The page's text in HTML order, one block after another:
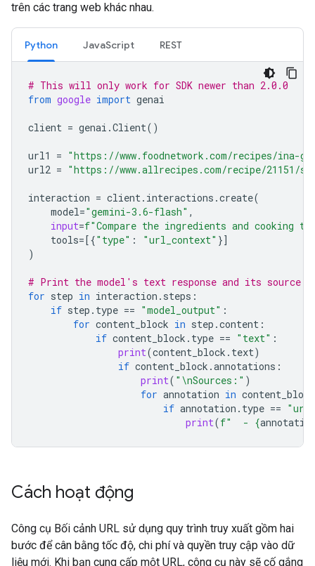
trên các trang web khác nhau.
Python JavaScript REST
# This will only work for SDK newer than 2.0.0
from google import genai
client = genai .Client()
url1 = "https://www.foodnetwork.com/recipes/ina-
url2 = "https://www.allrecipes.com/recipe/21151/
interaction = client. interactions .create(
model="gemini-3.6-flash" ,
input=f"Compare the ingredients and cooking
tools=[{"type" : "url_context" }]
)
# Print the model's text response and its source
for step in interaction . steps :
if step . type == "model_output" :
for content_block in step .content :
if content_block . type == "text" :
print(content_block . text)
if content_block .annotations :
print( " \nSources:" )
for annotation in content_block
if annotation . type ==
print(f"  - {
Cách hoạt động
Công cụ Bối cảnh URL sử dụng quy trình truy xuất gồm hai
bước để cân bằng tốc độ, chi phí và quyền truy cập vào dữ
liệu mới. Khi bạn cung cấp một URL, công cụ này sẽ cố gắng